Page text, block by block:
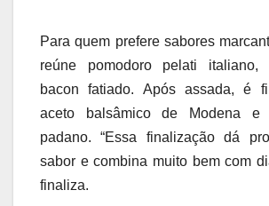
Para quem prefere sabores
reúne pomodoro pelati italiano,
bacon fatiado. Após assada, é
aceto balsâmico de Modena e
padano. “Essa finalização dá
sabor e combina muito bem com
finaliza.